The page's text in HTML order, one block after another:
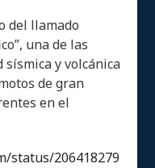
del llamado
una de las
sísmica y volcánica
de gran
en el
status/206418279